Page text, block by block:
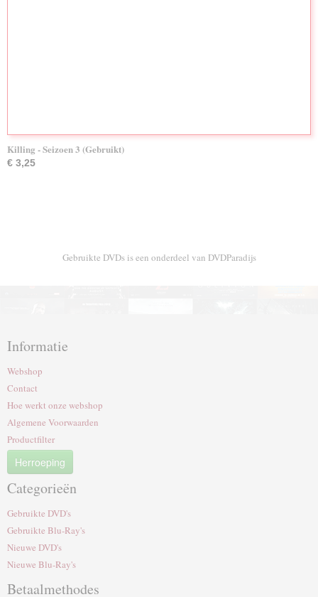
Killing - Seizoen 3 (Gebruikt)
€ 3,25
Gebruikte DVDs is een onderdeel van DVDParadijs
Informatie
Webshop
Contact
Hoe werkt onze webshop
Algemene Voorwaarden
Productfilter
Herroeping
Categorieën
Gebruikte DVD's
Gebruikte Blu-Ray's
Nieuwe DVD's
Nieuwe Blu-Ray's
Betaalmethodes